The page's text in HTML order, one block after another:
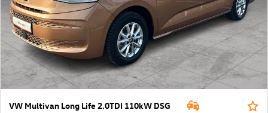
VW Multivan Long Life 2.0TDI 110kW DSG